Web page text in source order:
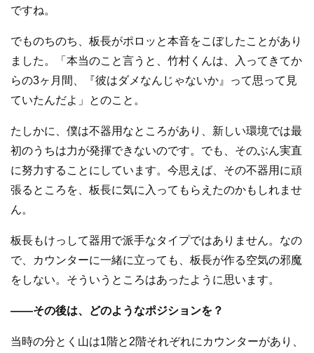
ですね。
でものちのち、板長がポロッと本音をこぼしたことがあり
ました。「本当のこと言うと、竹村くんは、入ってきてか
らの3ヶ月間、『彼はダメなんじゃないか』って思って見
ていたんだよ」とのこと。
たしかに、僕は不器用なところがあり、新しい環境では最
初のうちは力が発揮できないのです。でも、そのぶん実直
に努力することにしています。今思えば、その不器用に頑
張るところを、板長に気に入ってもらえたのかもしれませ
ん。
板長もけっして器用で派手なタイプではありません。なの
で、カウンターに一緒に立っても、板長が作る空気の邪魔
をしない。そういうところはあったように思います。
——その後は、どのようなポジションを？
当時の分とく山は1階と2階それぞれにカウンターがあり、